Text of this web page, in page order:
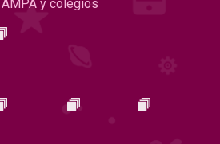
AMPA y colegios